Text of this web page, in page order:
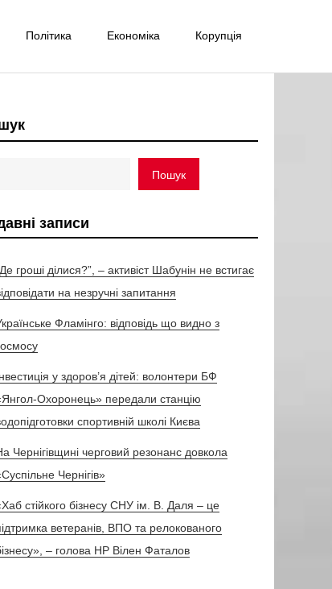
Політика Економіка Корупція
Пошук
записи
гроші ділися?”, – активіст Шабунін не встигає
на незручні запитання
Фламінго: відповідь що видно з
у здоров’я дітей: волонтери БФ
Охоронець» передали станцію
спортивній школі Києва
Чернігівщині черговий резонанс довкола
Чернігів»
стійкого бізнесу СНУ ім. В. Даля – це
ветеранів, ВПО та релокованого
– голова НР Вілен Фаталов